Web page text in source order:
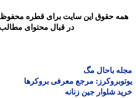
حقوق این سایت برای قطره محفوظ
در قبال محتوای مطالب
باحال مگ
مرجع معرفی بروکرها
شلوار جین زنانه